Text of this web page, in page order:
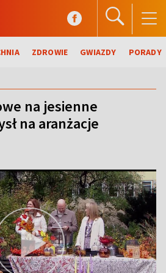
ZDROWIE GWIAZDY PORADY
na jesienne
na aranżacje